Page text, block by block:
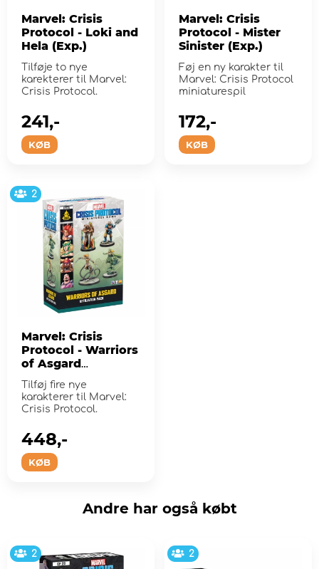
Marvel: Crisis
Protocol - Loki and
Hela (Exp.)
Tilføje to nye
karekterer til Marvel:
Crisis Protocol.
KØB
241,-
Marvel: Crisis
Protocol - Mister
Sinister (Exp.)
Føj en ny karakter til
Marvel: Crisis Protocol
miniaturespil
KØB
172,-
2
Marvel: Crisis
Protocol - Warriors
of Asgard
Affiliation Pack
(Exp.)
Tilføj fire nye
karakterer til Marvel:
Crisis Protocol.
KØB
448,-
Andre har også købt
2 2